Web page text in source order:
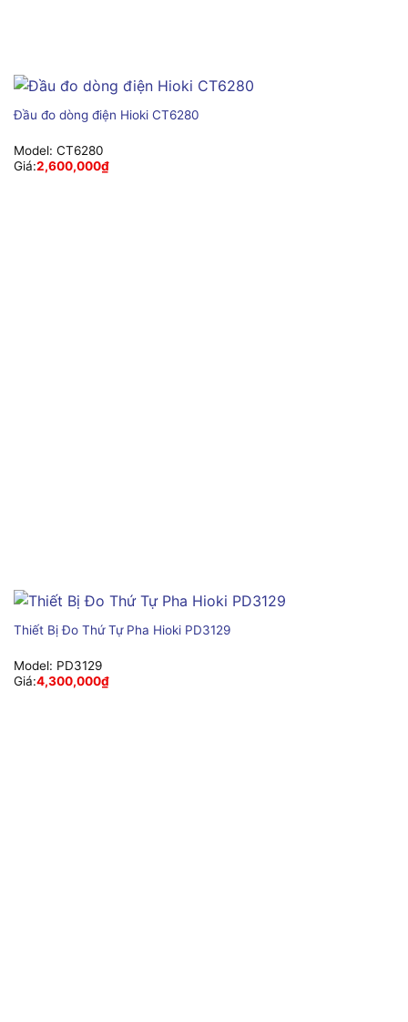
Đầu đo dòng điện Hioki CT6280
Model: CT6280
Giá:2,600,000₫
Thiết Bị Đo Thứ Tự Pha Hioki PD3129
Model: PD3129
Giá:4,300,000₫